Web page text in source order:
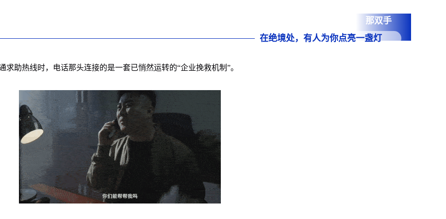
那双手
在绝境处，有人为你点亮一盏灯
助热线时，电话那头连接的是一套已悄然运转的“企业挽救机制”。